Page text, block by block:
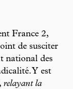
France 2,
de susciter
national des
Y est
relayant la